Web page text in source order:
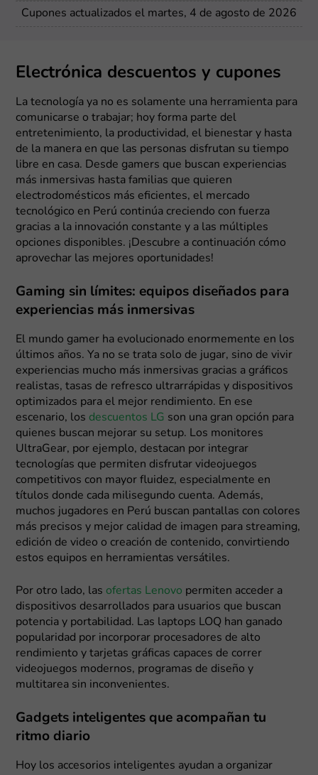
Cupones actualizados el martes, 4 de agosto de 2026
Electrónica descuentos y cupones
La tecnología ya no es solamente una herramienta para
comunicarse o trabajar; hoy forma parte del
entretenimiento, la productividad, el bienestar y hasta
de la manera en que las personas disfrutan su tiempo
libre en casa. Desde gamers que buscan experiencias
más inmersivas hasta familias que quieren
electrodomésticos más eficientes, el mercado
tecnológico en Perú continúa creciendo con fuerza
gracias a la innovación constante y a las múltiples
opciones disponibles. ¡Descubre a continuación cómo
aprovechar las mejores oportunidades!
Gaming sin límites: equipos diseñados para
experiencias más inmersivas
El mundo gamer ha evolucionado enormemente en los
últimos años. Ya no se trata solo de jugar, sino de vivir
experiencias mucho más inmersivas gracias a gráficos
realistas, tasas de refresco ultrarrápidas y dispositivos
optimizados para el mejor rendimiento. En ese
escenario, los descuentos LG son una gran opción para
quienes buscan mejorar su setup. Los monitores
UltraGear, por ejemplo, destacan por integrar
tecnologías que permiten disfrutar videojuegos
competitivos con mayor fluidez, especialmente en
títulos donde cada milisegundo cuenta. Además,
muchos jugadores en Perú buscan pantallas con colores
más precisos y mejor calidad de imagen para streaming,
edición de video o creación de contenido, convirtiendo
estos equipos en herramientas versátiles.
Por otro lado, las ofertas Lenovo permiten acceder a
dispositivos desarrollados para usuarios que buscan
potencia y portabilidad. Las laptops LOQ han ganado
popularidad por incorporar procesadores de alto
rendimiento y tarjetas gráficas capaces de correr
videojuegos modernos, programas de diseño y
multitarea sin inconvenientes.
Gadgets inteligentes que acompañan tu
ritmo diario
Hoy los accesorios inteligentes ayudan a organizar